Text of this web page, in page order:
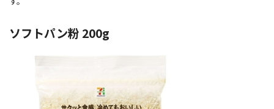
ソフトパン粉 200g